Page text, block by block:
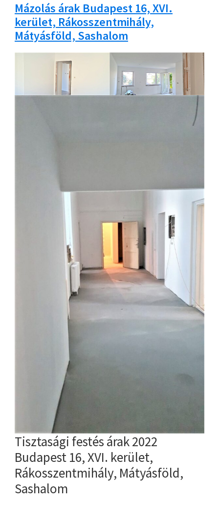
Mázolás árak Budapest 16, XVI.
kerület, Rákosszentmihály,
Mátyásföld, Sashalom
Tisztasági festés árak 2022
Budapest 16, XVI. kerület,
Rákosszentmihály, Mátyásföld,
Sashalom